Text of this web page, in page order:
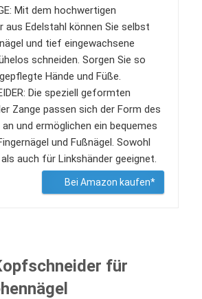
Mit dem hochwertigen
aus Edelstahl können Sie selbst
und tief eingewachsene
schneiden. Sorgen Sie so
Hände und Füße.
Die speziell geformten
Zange passen sich der Form des
an und ermöglichen ein bequemes
und Fußnägel. Sowohl
auch für Linkshänder geeignet.
Bei Amazon kaufen*
für